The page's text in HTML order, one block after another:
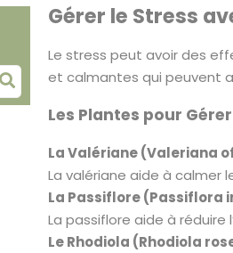
Rechercher
Gérer le Stress
Le stress peut avoir des
et calmantes qui peuvent
Les Plantes pour
La Valériane (Valeriana
La valériane aide à calmer
La Passiflore (Passiflora
La passiflore aide à
Le Rhodiola (Rhodiola